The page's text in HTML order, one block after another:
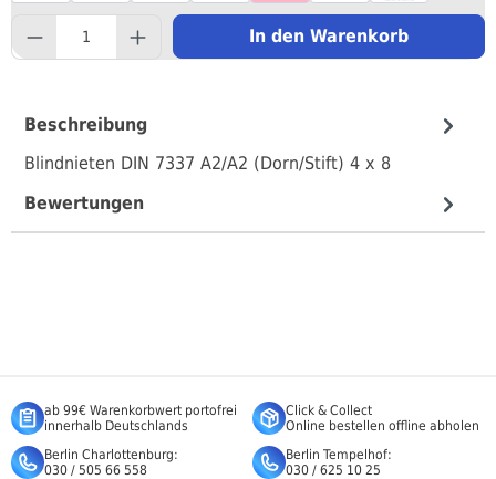
In den Warenkorb
Beschreibung
Blindnieten DIN 7337 A2/A2 (Dorn/Stift) 4 x 8
Bewertungen
ab 99€ Warenkorbwert portofrei
innerhalb Deutschlands
Click & Collect
Online bestellen offline abholen
Berlin Charlottenburg:
030 / 505 66 558
Berlin Tempelhof:
030 / 625 10 25